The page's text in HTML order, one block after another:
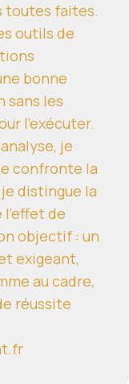
toutes faites.
outils de
bonne
sans les
l'exécuter.
je
confronte la
distingue la
l'effet de
objectif : un
exigeant,
au cadre,
réussite